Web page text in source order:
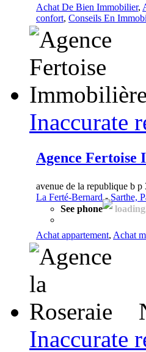
Achat De Bien Immobilier,
confort, Conseils En
Inaccurate
Agence Fertoise
avenue de la republique b p
La Ferté-Bernard-Sarthe,
See phone
Achat appartement, Achat
Inaccurate